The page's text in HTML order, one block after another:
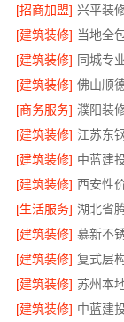
[招商加盟]
[建筑装修] 当地全
[建筑装修]
[建筑装修] 佛山顺
[商务服务]
[建筑装修] 江苏东
[建筑装修] 中蓝建
[建筑装修]
[生活服务] 湖北省
[建筑装修] 慕新不
[建筑装修] 复式层
[建筑装修] 苏州本
[建筑装修]